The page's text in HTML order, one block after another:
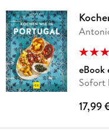
eBook
Sofort
17,99